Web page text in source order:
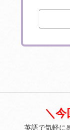
＼
英語で気軽に